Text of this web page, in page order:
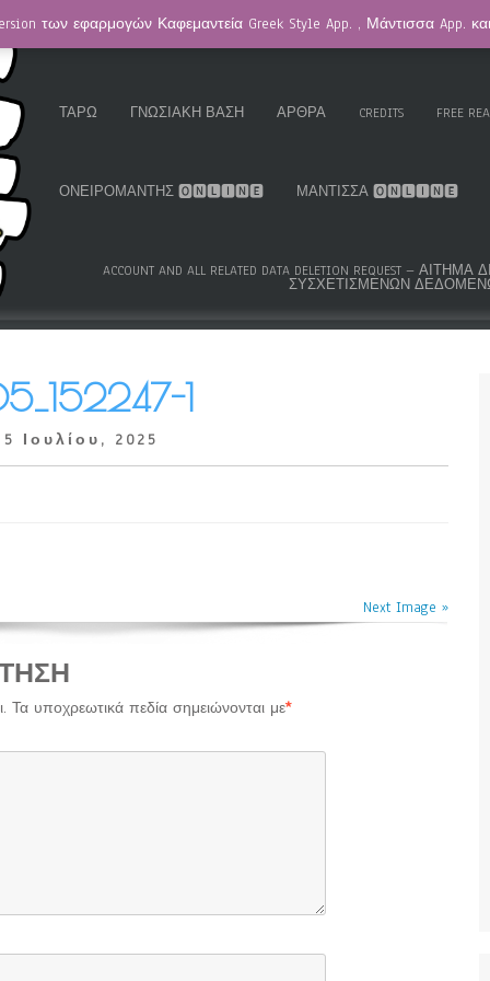
HOMEPAGE / ΚΑΦΕΜΑΝΤΕΊΑ GREEK ROMA GYPSY CARDS™
ΤΑΡΏ ΓΝΩΣΙΑΚΉ ΒΆΣΗ ΆΡΘΡΑ CREDITS FREE
ΟΝΕΙΡΟΜΆΝΤΗΣ 🅾🅽🅻🅸🅽🅴 ΜΆΝΤΙΣΣΑ 🅾🅽🅻🅸🅽🅴
ACCOUNT AND ALL RELATED DATA DELETION REQUEST –
ΣΥΣΧΕΤΙΣΜΈΝΩΝ
1
Ιουλίου, 2025
Next Image »
Τα υποχρεωτικά πεδία σημειώνονται με*
των εφαρμογών Καφεμαντεία Greek Style App. , Μάντισσα App.